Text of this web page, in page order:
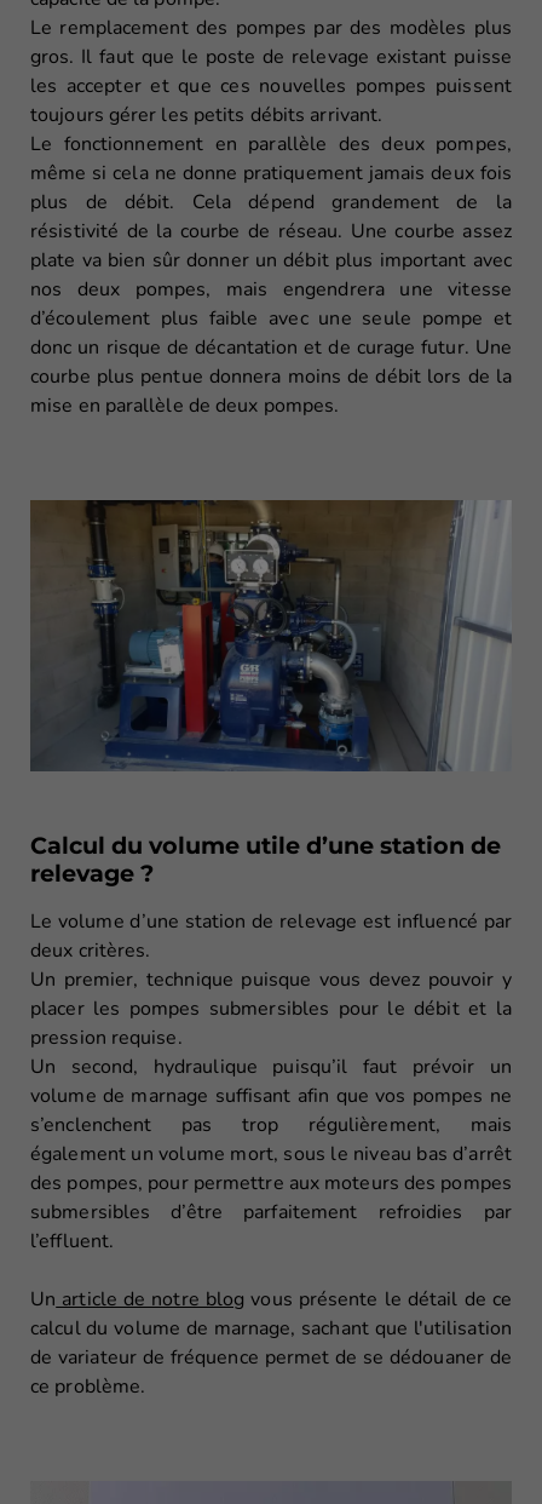
Le remplacement des pompes par des modèles plus
gros. Il faut que le poste de relevage existant puisse
les accepter et que ces nouvelles pompes puissent
toujours gérer les petits débits arrivant.
Le fonctionnement en parallèle des deux pompes,
même si cela ne donne pratiquement jamais deux fois
plus de débit. Cela dépend grandement de la
résistivité de la courbe de réseau. Une courbe assez
plate va bien sûr donner un débit plus important avec
nos deux pompes, mais engendrera une vitesse
d’écoulement plus faible avec une seule pompe et
donc un risque de décantation et de curage futur. Une
courbe plus pentue donnera moins de débit lors de la
mise en parallèle de deux pompes.
Calcul du volume utile d’une station de
relevage ?
Le volume d’une station de relevage est influencé par
deux critères.
Un premier, technique puisque vous devez pouvoir y
placer les pompes submersibles pour le débit et la
pression requise.
Un second, hydraulique puisqu’il faut prévoir un
volume de marnage suffisant afin que vos pompes ne
s’enclenchent pas trop régulièrement, mais
également un volume mort, sous le niveau bas d’arrêt
des pompes, pour permettre aux moteurs des pompes
submersibles d’être parfaitement refroidies par
l’effluent.
Un article de notre blog vous présente le détail de ce
calcul du volume de marnage, sachant que l'utilisation
de variateur de fréquence permet de se dédouaner de
ce problème.